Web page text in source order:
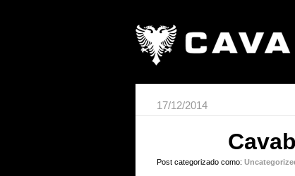
17/12/2014
Post categorizado como: